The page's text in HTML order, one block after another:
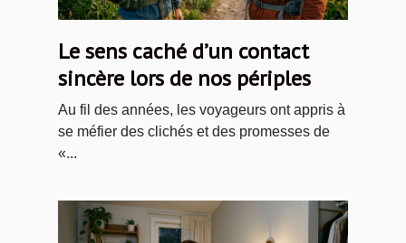
Le sens caché d’un contact
sincère lors de nos périples
Au fil des années, les voyageurs ont appris à
se méfier des clichés et des promesses de
«...